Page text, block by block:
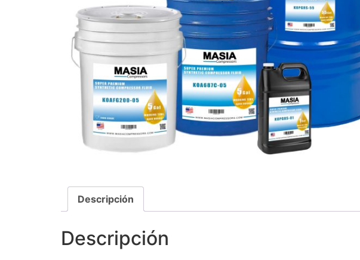
Descripción
Descripción